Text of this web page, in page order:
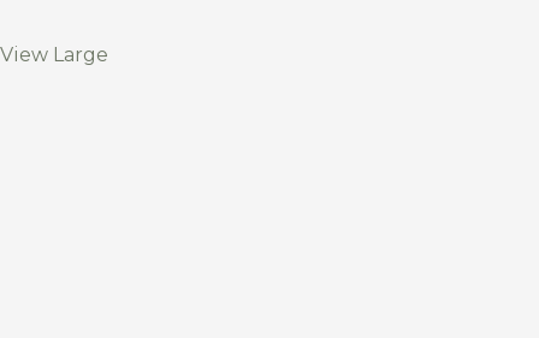
View Large